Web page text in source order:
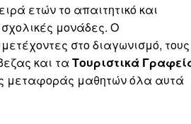
ετών το απαιτητικό και
μονάδες. Ο
στο διαγωνισμό, τους
και τα Τουριστικά
μεταφοράς μαθητών όλα αυτά